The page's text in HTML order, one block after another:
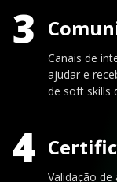
3
Canais de
ajudar e
de soft skills
4
Validação